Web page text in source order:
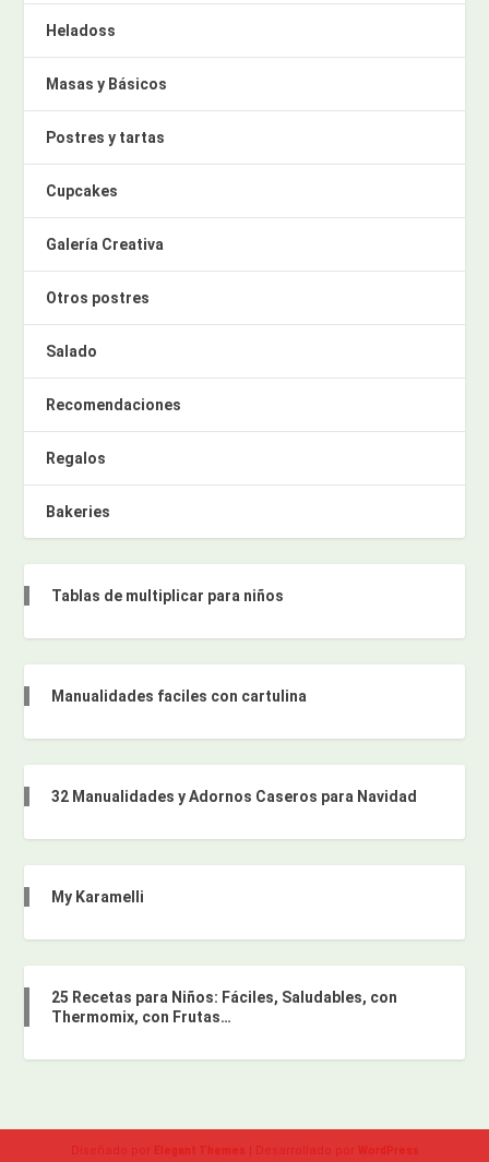
Heladoss
Masas y Básicos
Postres y tartas
Cupcakes
Galería Creativa
Otros postres
Salado
Recomendaciones
Regalos
Bakeries
Tablas de multiplicar para niños
Manualidades faciles con cartulina
32 Manualidades y Adornos Caseros para Navidad
My Karamelli
25 Recetas para Niños: Fáciles, Saludables, con
Thermomix, con Frutas…
Diseñado por Elegant Themes | Desarrollado por WordPress